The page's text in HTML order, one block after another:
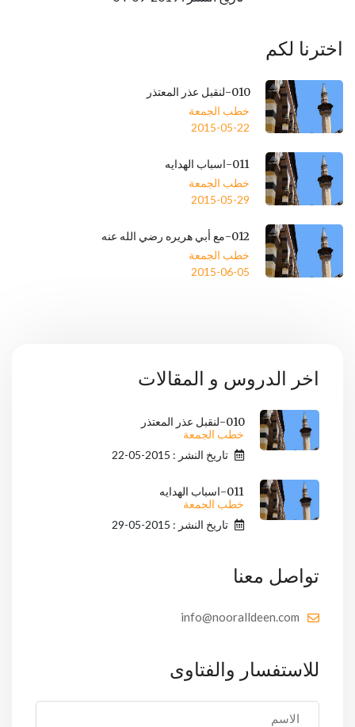
اخترنا لكم
010-لنقبل عذر المعتذر
خطب الجمعة
2015-05-22
011-اسباب الهدايه
خطب الجمعة
2015-05-29
012-مع أبي هريره رضي الله عنه
خطب الجمعة
2015-06-05
اخر الدروس و المقالات
010-لنقبل عذر المعتذر
خطب الجمعة
تاريخ النشر : 2015-05-22
011-اسباب الهدايه
خطب الجمعة
تاريخ النشر : 2015-05-29
تواصل معنا
info@nooralldeen.com
للاستفسار والفتاوى